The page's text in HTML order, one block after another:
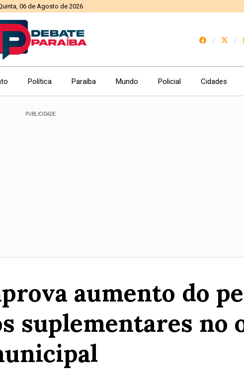
06 de Agosto de 2026
Política Paraíba Mundo Policial Cidades
PUBLICIDADE
aumento do
suplementares no